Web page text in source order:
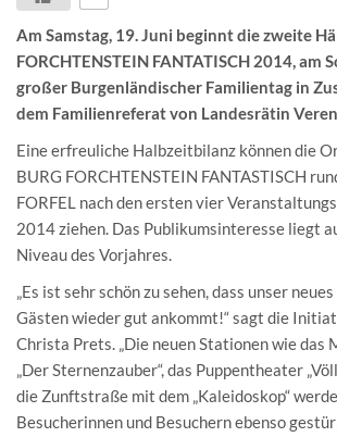
Am Samstag, 19. Juni beginnt die zweite
FORCHTENSTEIN FANTATISCH 2014, am
großer Burgenländischer Familientag in
dem Familienreferat von Landesrätin
Eine erfreuliche Halbzeitbilanz können die
BURG FORCHTENSTEIN FANTASTISCH
FORFEL nach den ersten vier
2014 ziehen. Das Publikumsinteresse liegt
Niveau des Vorjahres.
„Es ist sehr schön zu sehen, dass unser
Gästen wieder gut ankommt!“ sagt die
Christa Prets. „Die neuen Stationen wie
„Der Sternenzauber“, das Puppentheater
die Zunftstraße mit dem „Kaleidoskop“
Besucherinnen und Besuchern ebenso